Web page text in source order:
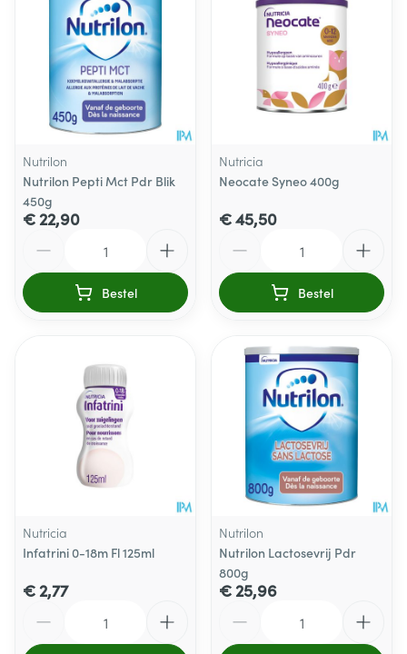
Nutrilon
Nutrilon Pepti Mct Pdr Blik
450g
€ 22,90
Bestel
Nutricia
Neocate Syneo 400g
€ 45,50
Bestel
Nutricia
Infatrini 0-18m Fl 125ml
€ 2,77
Nutrilon
Nutrilon Lactosevrij Pdr
800g
€ 25,96